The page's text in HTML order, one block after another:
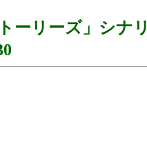
ーリーズ」シナリ